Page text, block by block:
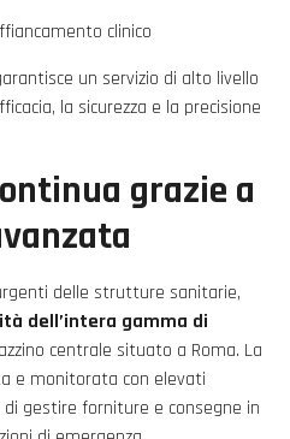
clinico
un servizio di alto livello
la sicurezza e la precisione
grazie a
delle strutture sanitarie,
dell’intera gamma di
centrale situato a Roma. La
e monitorata con elevati
gestire forniture e consegne in